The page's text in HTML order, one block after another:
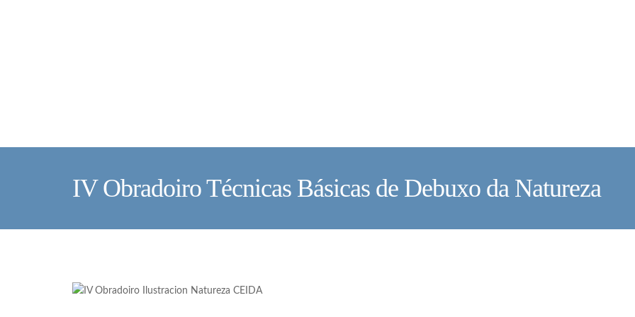
IV Obradoiro Técnicas Básicas de Debuxo da Natureza